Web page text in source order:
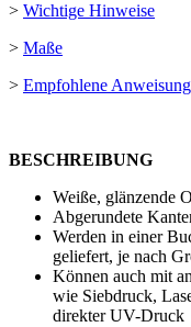
> Wichtige Hinweise
> Maße
> Empfohlene
BESCHREIBUNG
Weiße, glänzende
Abgerundete
Werden in einer
geliefert, je nach
Können auch mit
wie Siebdruck,
direkter UV-Druck